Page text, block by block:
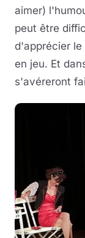
aimer)
peut être
d'apprécier
en jeu. Et
s'avéreront